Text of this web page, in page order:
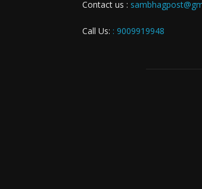
Contact us :
Call Us: : 9009919948